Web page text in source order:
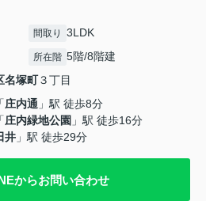
間取り 3LDK
所在階 5階/8階建
名塚町３丁目
「庄内通 」駅 徒歩8分
「庄内緑地公園 」駅 徒歩16分
井 」駅 徒歩29分
からお問い合わせ